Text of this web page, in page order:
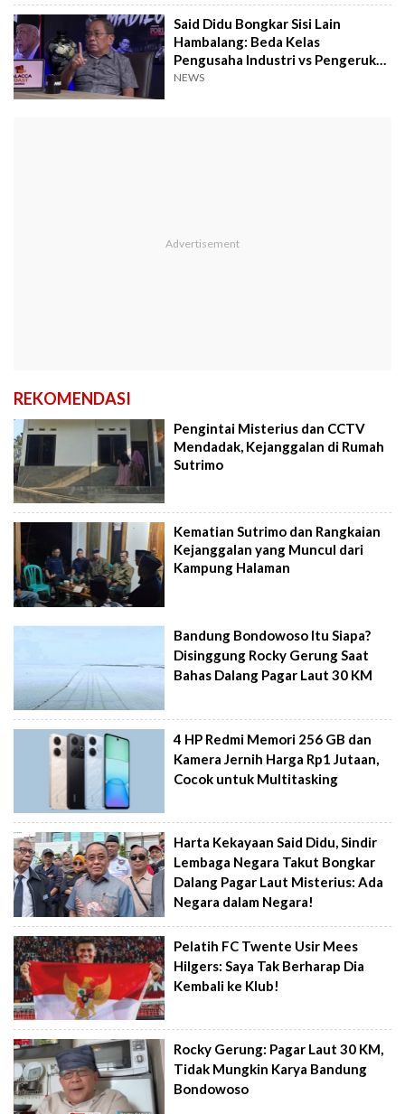
Said Didu Bongkar Sisi Lain
Hambalang: Beda Kelas
Pengusaha Industri vs Pengeruk
Kekayaan Alam
NEWS
REKOMENDASI
Pengintai Misterius dan CCTV
Mendadak, Kejanggalan di Rumah
Sutrimo
Kematian Sutrimo dan Rangkaian
Kejanggalan yang Muncul dari
Kampung Halaman
Bandung Bondowoso Itu Siapa?
Disinggung Rocky Gerung Saat
Bahas Dalang Pagar Laut 30 KM
4 HP Redmi Memori 256 GB dan
Kamera Jernih Harga Rp1 Jutaan,
Cocok untuk Multitasking
Harta Kekayaan Said Didu, Sindir
Lembaga Negara Takut Bongkar
Dalang Pagar Laut Misterius: Ada
Negara dalam Negara!
Pelatih FC Twente Usir Mees
Hilgers: Saya Tak Berharap Dia
Kembali ke Klub!
Rocky Gerung: Pagar Laut 30 KM,
Tidak Mungkin Karya Bandung
Bondowoso